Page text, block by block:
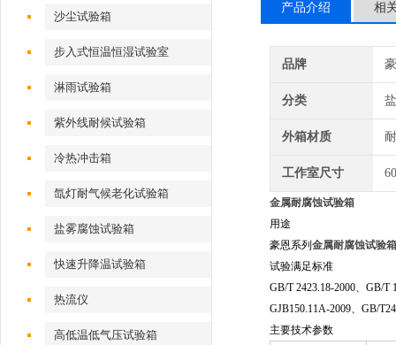
沙尘试验箱
步入式恒温恒湿试验室
淋雨试验箱
紫外线耐候试验箱
冷热冲击箱
氙灯耐气候老化试验箱
盐雾腐蚀试验箱
快速升降温试验箱
热流仪
高低温低气压试验箱
产品介绍 相
品牌
分类
外箱材质
工作室尺寸
金属耐腐蚀试验箱
用途
豪恩系列 金属耐腐蚀试验箱
试验满足标准
GB/T 2423.18-2000、GB/T
GJB150.11A-2009、GB/
主要技术参数